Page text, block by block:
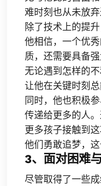
难时刻也从未放弃
除了技术上的提
他相信，一个优
质，还需要具备
无论遇到怎样的
让他在关键时刻总
同时，他也积极
传递给更多的人
更多孩子接触到
他们勇敢追梦，
3、面对困难
尽管取得了一些